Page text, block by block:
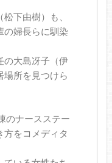
下由樹）も、
の婦長らに馴染
の大島冴子（伊
場所を見つけら
のナースステー
方をコメディタ